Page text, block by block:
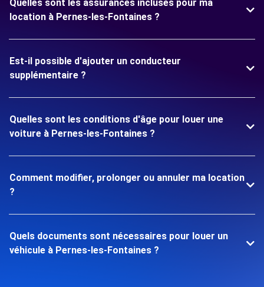
Quelles sont les assurances incluses pour ma
location à Pernes-les-Fontaines ?
Est-il possible d'ajouter un conducteur
supplémentaire ?
Quelles sont les conditions d'âge pour louer une
voiture à Pernes-les-Fontaines ?
Comment modifier, prolonger ou annuler ma location
?
Quels documents sont nécessaires pour louer un
véhicule à Pernes-les-Fontaines ?